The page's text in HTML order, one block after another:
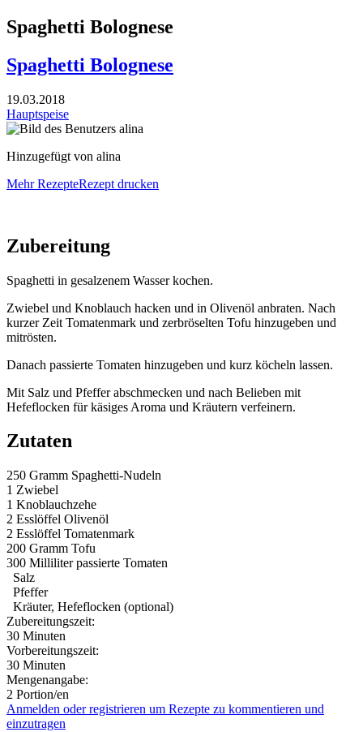
Spaghetti Bolognese
Spaghetti Bolognese
19.03.2018
Hauptspeise
Hinzugefügt von alina
Mehr RezepteRezept drucken
Zubereitung
Spaghetti in gesalzenem Wasser kochen.
Zwiebel und Knoblauch hacken und in Olivenöl anbraten. Nach
kurzer Zeit Tomatenmark und zerbröselten Tofu hinzugeben und
mitrösten.
Danach passierte Tomaten hinzugeben und kurz köcheln lassen.
Mit Salz und Pfeffer abschmecken und nach Belieben mit
Hefeflocken für käsiges Aroma und Kräutern verfeinern.
Zutaten
250 Gramm Spaghetti-Nudeln
1 Zwiebel
1 Knoblauchzehe
2 Esslöffel Olivenöl
2 Esslöffel Tomatenmark
200 Gramm Tofu
300 Milliliter passierte Tomaten
Salz
Pfeffer
Kräuter, Hefeflocken (optional)
Zubereitungszeit:
30 Minuten
Vorbereitungszeit:
30 Minuten
Mengenangabe:
2 Portion/en
Anmelden oder registrieren um Rezepte zu kommentieren und
einzutragen